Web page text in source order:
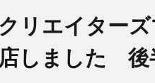
クリエイター
店しました 後